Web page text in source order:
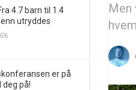
4.7 barn til 1.4
utryddes
er på
deg på!
Men